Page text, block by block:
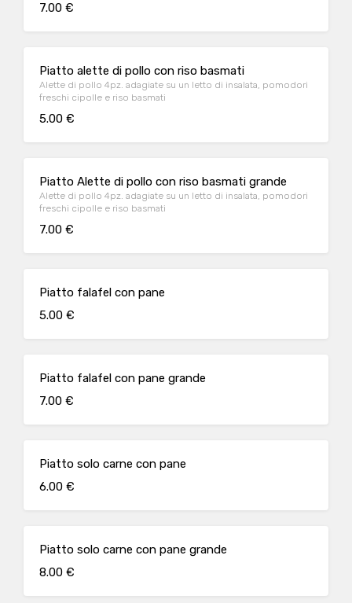
7.00 €
Piatto alette di pollo con riso basmati
Alette di pollo 4pz. adagiate su un letto di insalata, pomodori
freschi cipolle e riso basmati
5.00 €
Piatto Alette di pollo con riso basmati grande
Alette di pollo 4pz. adagiate su un letto di insalata, pomodori
freschi cipolle e riso basmati
7.00 €
Piatto falafel con pane
5.00 €
Piatto falafel con pane grande
7.00 €
Piatto solo carne con pane
6.00 €
Piatto solo carne con pane grande
8.00 €